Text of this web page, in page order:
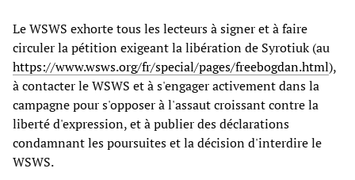
Le WSWS exhorte tous les lecteurs à signer et à faire
circuler la pétition exigeant la libération de Syrotiuk (au
https://www.wsws.org/fr/special/pages/freebogdan.html),
à contacter le WSWS et à s'engager activement dans la
campagne pour s'opposer à l'assaut croissant contre la
liberté d'expression, et à publier des déclarations
condamnant les poursuites et la décision d'interdire le
WSWS.